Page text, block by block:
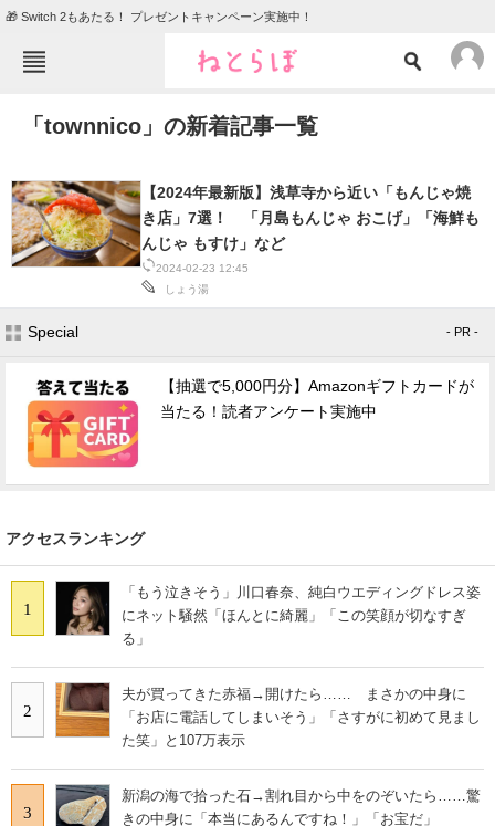
🎁 Switch 2もあたる！ プレゼントキャンペーン実施中！
TOP ニュース
グルメ 地域
住まい 教育・育児
会員記事
メディア
注目記事を集めた総合ページ
ITの今と未来を見通す
スマホと通信の最新トレンド
進化するPCとデバイスの未来
好きが集まる 比べて選べる
AI活用のいまが分かる
企業ITのトレンドを詳説
経営リーダーのコミュニティ
「townnico」の新着記事一覧
2024-02-23 12:45
しょう湯
【2024年最新版】浅草寺から近い「もんじゃ焼
き店」7選！ 「月島もんじゃ おこげ」「海鮮も
んじゃ もすけ」など
Special - PR -
【抽選で5,000円分】Amazonギフトカードが
当たる！読者アンケート実施中
アクセスランキング
1
「もう泣きそう」川口春奈、純白ウエディングドレス姿
にネット騒然「ほんとに綺麗」「この笑顔が切なすぎ
る」
2
夫が買ってきた赤福→開けたら…… まさかの中身に
「お店に電話してしまいそう」「さすがに初めて見まし
た笑」と107万表示
3
新潟の海で拾った石→割れ目から中をのぞいたら……驚
きの中身に「本当にあるんですね！」「お宝だ」